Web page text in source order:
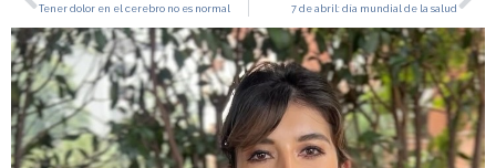
Tener dolor en el cerebro no es normal 7 de abril: día mundial de la salud